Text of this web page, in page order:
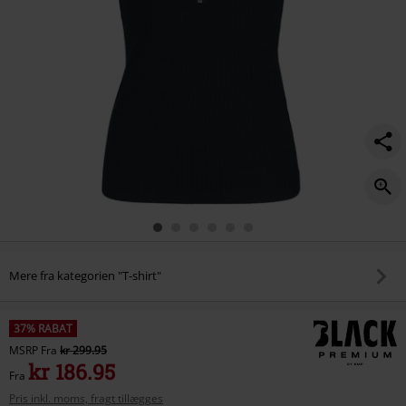
Mere fra kategorien "T-shirt"
37% RABAT
MSRP Fra kr 299.95
Fra kr 186.95
Pris inkl. moms, fragt tillægges